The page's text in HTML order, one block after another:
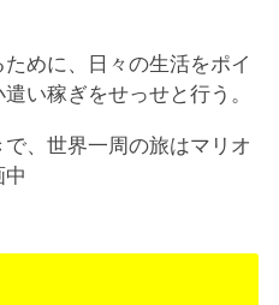
めに、日々の生活をポイ
い稼ぎをせっせと行う。
、世界一周の旅はマリオ